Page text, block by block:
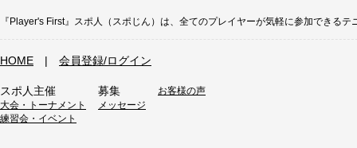
『Player's First』スポ人（スポじん）は、全てのプレイヤーが気軽に参加できる
HOME | 会員登録/ログイン
スポ人主催
大会・トーナメント
練習会・イベント
募集
メッセージ
お客様の声